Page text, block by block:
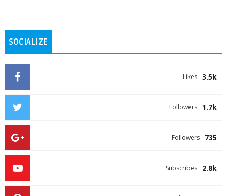
SOCIALIZE
3.5k
Likes
1.7k
Followers
735
Followers
2.8k
Subscribes